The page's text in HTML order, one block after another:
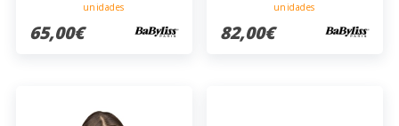
unidades
65,00€
unidades
82,00€